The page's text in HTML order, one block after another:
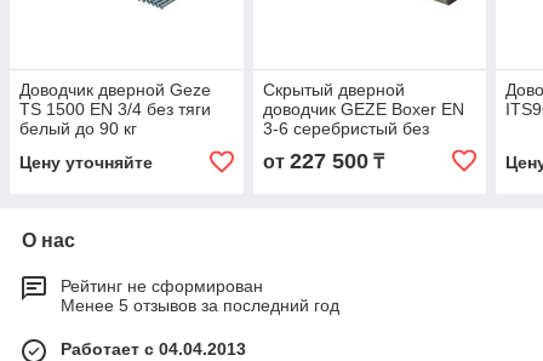
Доводчик дверной Geze
TS 1500 EN 3/4 без тяги
белый до 90 кг
Цену уточняйте
Скрытый дверной
доводчик GEZE Boxer EN
3-6 серебристый без
от 227 500₸
О нас
Рейтинг не сформирован
Менее 5 отзывов за последний год
Работает с 04.04.2013